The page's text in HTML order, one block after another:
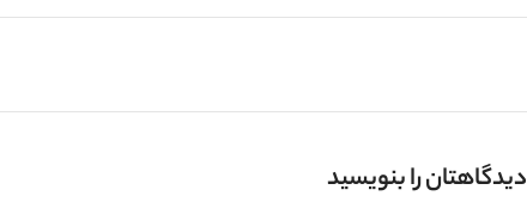
دیدگاهتان را بنویسید